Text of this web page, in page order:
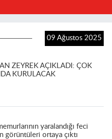
09 Ağustos 2025
ZEYREK AÇIKLADI: ÇOK
KURULACAK
yaralandığı feci
görüntüleri ortaya çıktı